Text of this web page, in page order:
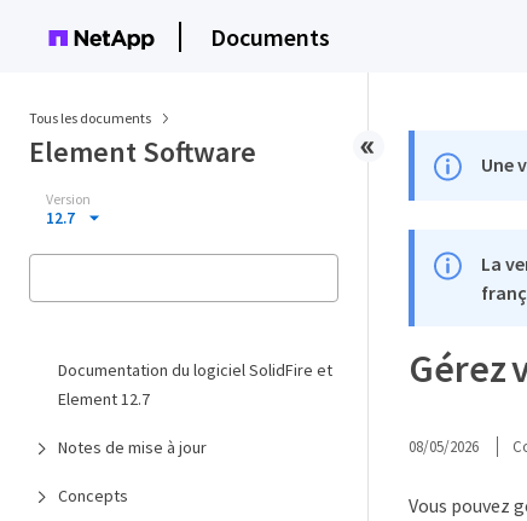
Documents
Tous les documents
Element Software
Version
12.7
Documentation du logiciel SolidFire et
Element 12.7
Notes de mise à jour
Concepts
Une
La
Gérez
08/05/2026
Vous pouvez